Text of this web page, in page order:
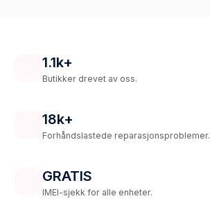
1.1k+
Butikker drevet av oss.
18k+
Forhåndslastede reparasjonsproblemer.
GRATIS
IMEI-sjekk for alle enheter.